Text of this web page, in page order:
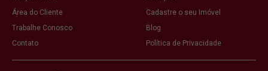
Área do Cliente
Cadastre o seu Imóvel
Trabalhe Conosco
Blog
Contato
Política de Privacidade